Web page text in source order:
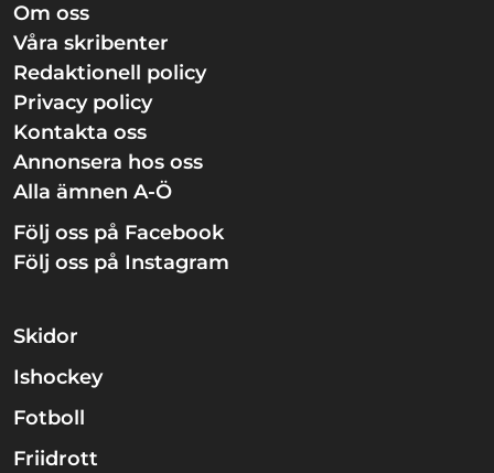
Om oss
Våra skribenter
Redaktionell policy
Privacy policy
Kontakta oss
Annonsera hos oss
Alla ämnen A-Ö
Följ oss på Facebook
Följ oss på Instagram
Skidor
Ishockey
Fotboll
Friidrott